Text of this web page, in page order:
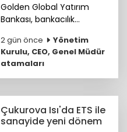
Golden Global Yatırım
Bankası, bankacılık
deneyime sahip Mustafa
Selcen’i Yönetim Kurulu
Üyesi olarak atadı.
2 gün önce
Yönetim
Kurulu, CEO, Genel Müdür
atamaları
Çukurova Isı'da ETS ile
sanayide yeni dönem